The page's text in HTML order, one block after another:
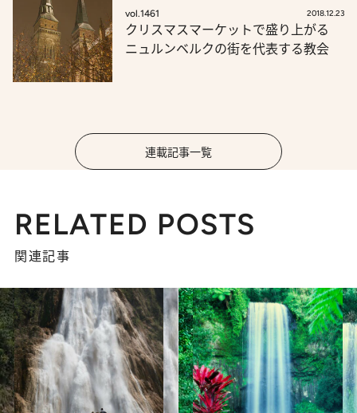
vol.1461 2018.12.23
クリスマスマーケットで盛り上がる
ニュルンベルクの街を代表する教会
連載記事一覧
RELATED POSTS
関連記事